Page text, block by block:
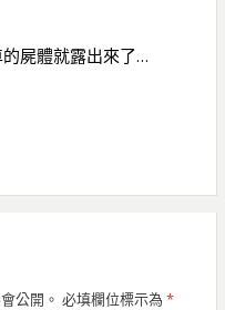
屍體就露出來了…
公開。 必填欄位標示為 *